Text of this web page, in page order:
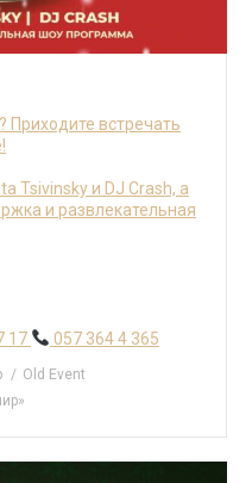
Приходите встречать
Tsivinsky и DJ Crash, а
и развлекательная
17 057 364 4 365
Old Event